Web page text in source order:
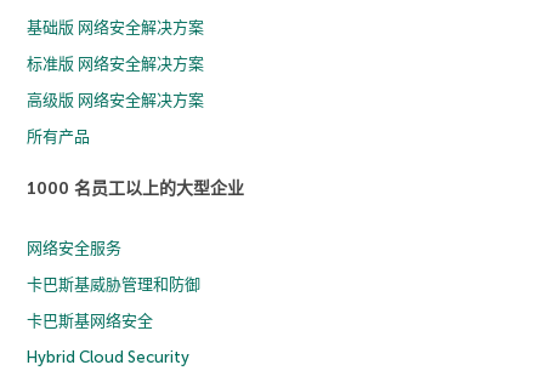
基础版 网络安全解决方案
标准版 网络安全解决方案
高级版 网络安全解决方案
所有产品
1000 名员工以上的大型企业
网络安全服务
卡巴斯基威胁管理和防御
卡巴斯基网络安全
Hybrid Cloud Security